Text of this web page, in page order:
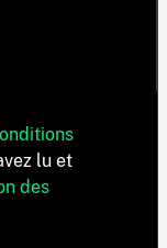
lu et
des